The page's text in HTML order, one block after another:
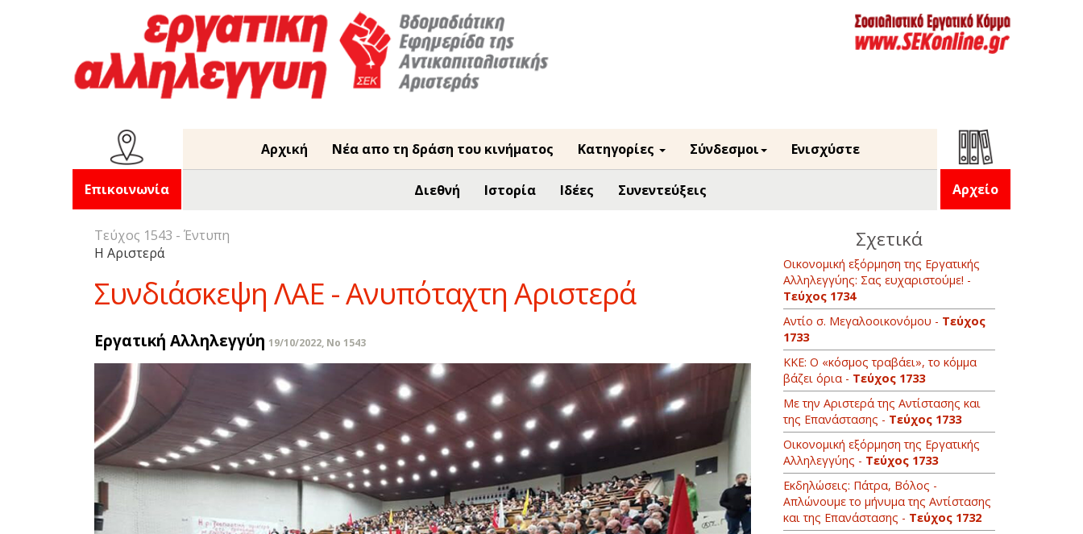
Επικοινωνία
Αρχική Νέα απο τη δράση του κινήματος Κατηγορίες Σύνδεσμοι Ενισχύστε
Διεθνή Ιστορία Ιδέες Συνεντεύξεις Αρχείο
Τεύχος 1543 - Έντυπη
Η Αριστερά
Συνδιάσκεψη ΛΑΕ - Ανυπόταχτη Αριστερά
Εργατική Αλληλεγγύη 19/10/2022, No 1543
Σχετικά
Οικονομική εξόρμηση της Εργατικής
Αλληλεγγύης: Σας ευχαριστούμε! -
Τεύχος 1734
Αντίο σ. Μεγαλοοικονόμου - Τεύχος
1733
ΚΚΕ: O «κόσμος τραβάει», το κόμμα
βάζει όρια - Τεύχος 1733
Με την Αριστερά της Αντίστασης και
της Επανάστασης - Τεύχος 1733
Οικονομική εξόρμηση της Εργατικής
Αλληλεγγύης - Τεύχος 1733
Εκδηλώσεις: Πάτρα, Βόλος -
Απλώνουμε το μήνυμα της Αντίστασης
και της Επανάστασης - Τεύχος 1732